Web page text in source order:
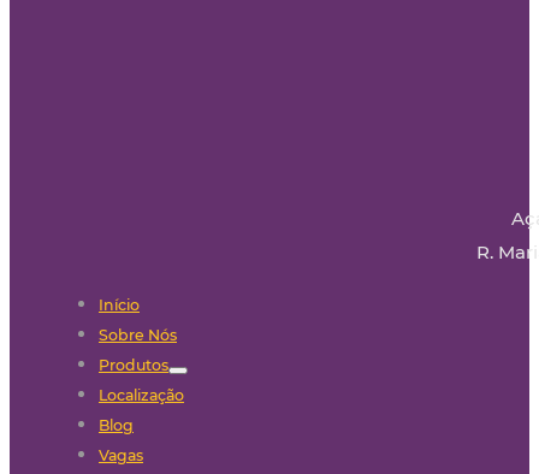
R.
Início
Sobre Nós
Produtos
Localização
Blog
Vagas